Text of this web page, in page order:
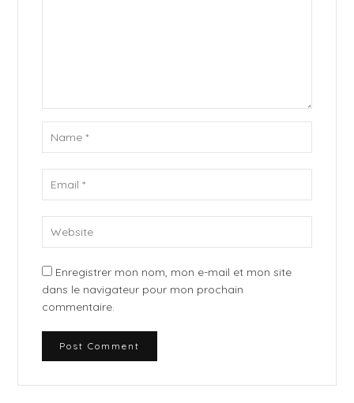
Enregistrer mon nom, mon e-mail et mon site
dans le navigateur pour mon prochain
commentaire.